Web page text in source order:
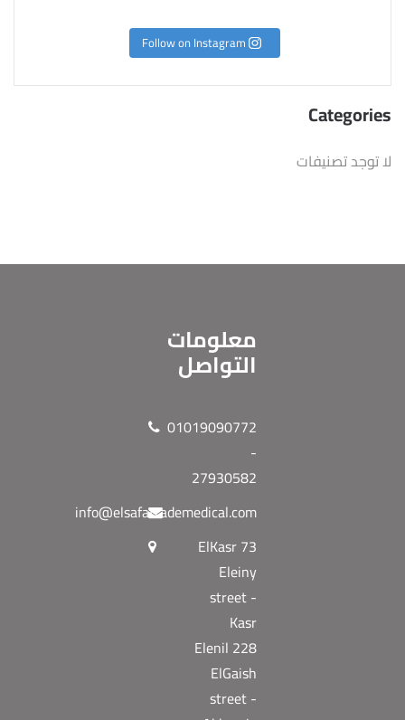
Follow on Instagram
Categories
لا توجد تصنيفات
معلومات
التواصل
01019090772
-
27930582
info@elsafatrademedical.com
73 ElKasr
Eleiny
street -
Kasr
Elenil 228
ElGaish
street -